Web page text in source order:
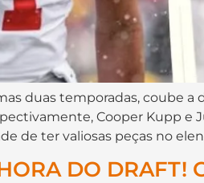
duas temporadas, coube
Cooper Kupp
de ter valiosas peças no
DO